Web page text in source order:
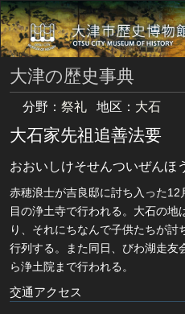
大津の歴史事典
分野：祭礼 地区： 大石
大石家先祖追善法要
おおいしけそせんついぜんほ
赤穂浪士が吉良邸に討ち入った
目の浄土寺で行われる。大石の地
り、それにちなんで子供たちが
行列する。また同日、びわ湖走友
ら浄土院まで行われる。
交通アクセス